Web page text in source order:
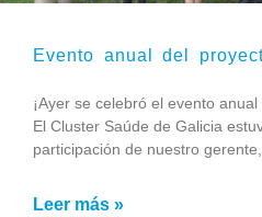
Evento anual del
¡Ayer se celebró el evento
El Cluster Saúde de Galicia
participación de nuestro gerente,
Leer más »